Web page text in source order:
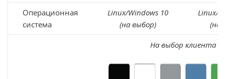
Операционная
система
Linux/Windows 10
(на выбор)
Linux/
(на
На выбор клиента